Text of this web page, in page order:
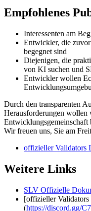
Empfohlenes
Interessenten am
Entwickler, die
begegnet sind
Diejenigen, die
von KI suchen und
Entwickler wollen
Durch den transparenten
Herausforderungen
Entwicklungsgemeinschaft
Wir freuen uns, Sie am
offizieller Validators
Weitere Links
SLV Offizielle
[offizieller
(https://discord.gg/